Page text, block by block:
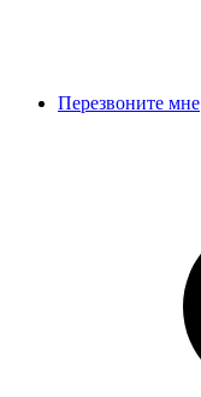
Перезвоните мне